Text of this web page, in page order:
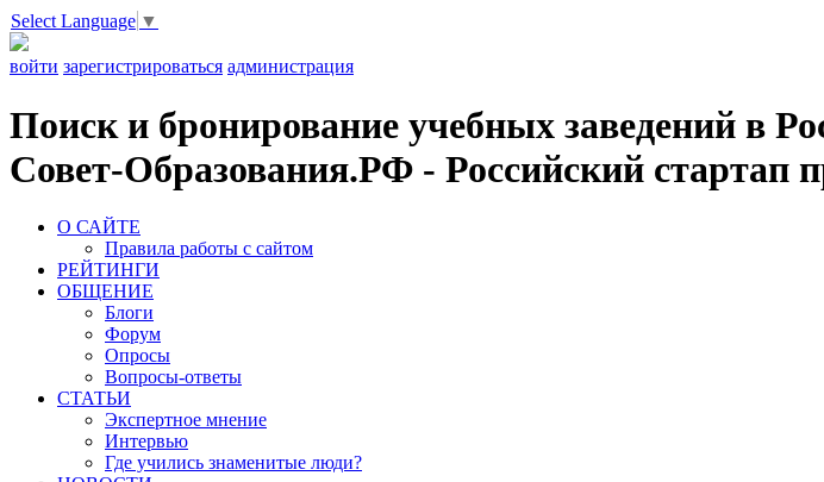
Select Language ▼
войти зарегистрироваться администрация
Поиск и бронирование учебных заведений в
Совет-Образования.РФ - Российский стартап
О САЙТЕ
Правила работы с сайтом
РЕЙТИНГИ
ОБЩЕНИЕ
Блоги
Форум
Опросы
Вопросы-ответы
СТАТЬИ
Экспертное мнение
Интервью
Где учились знаменитые люди?